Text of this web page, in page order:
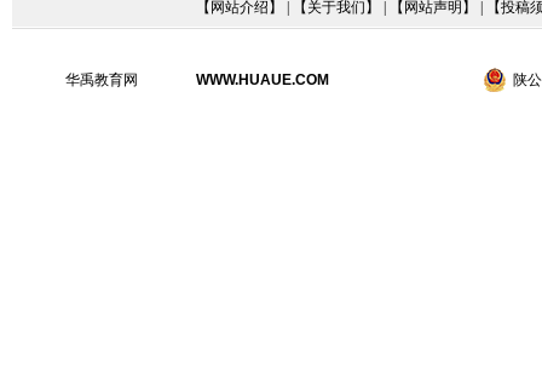
【 网站介绍 】 | 【 关于我们 】 | 【 网站声明 】 | 【投稿
华禹教育网 WWW.HUAUE.COM 陕